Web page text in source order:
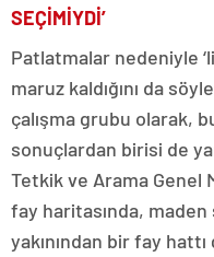
SEÇİMİYDİ’
Patlatmalar nedeniyle
maruz kaldığını da
çalışma grubu olarak,
sonuçlardan birisi de
Tetkik ve Arama Genel
fay haritasında, maden
yakınından bir fay